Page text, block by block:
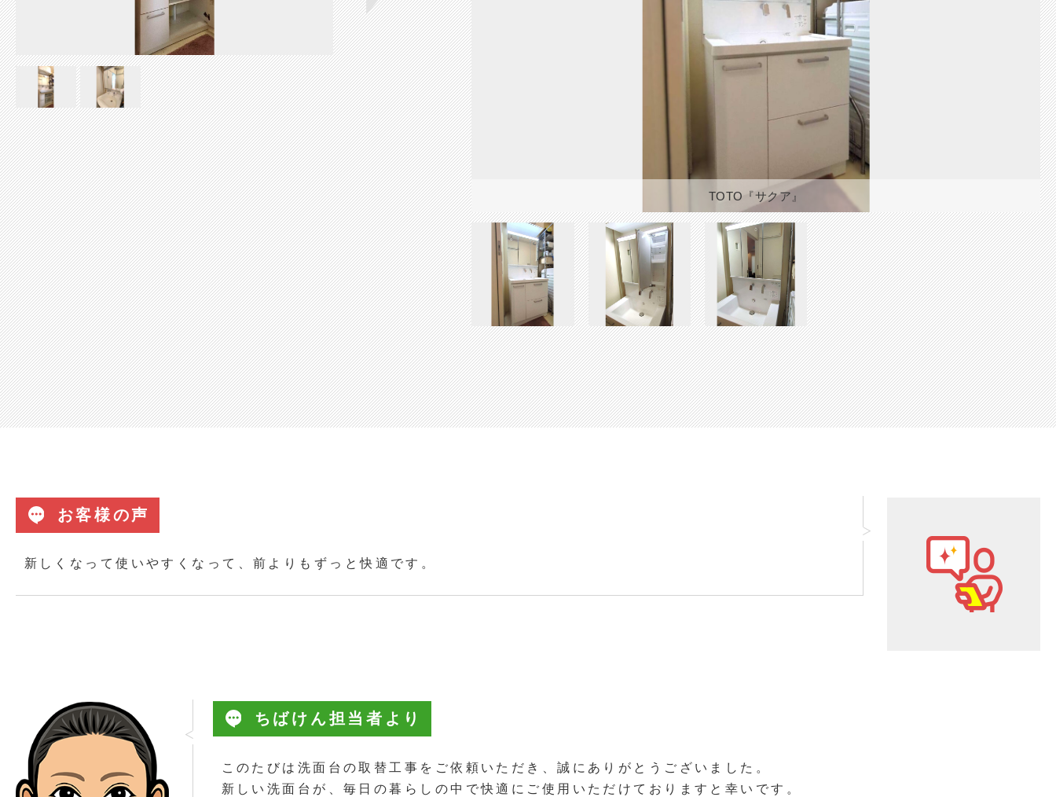
TOTO『サクア』
お客様の声
新しくなって使いやすくなって、前よりもずっと快適です。
ちばけん担当者より
このたびは洗面台の取替工事をご依頼いただき、誠にありがとうございました。
新しい洗面台が、毎日の暮らしの中で快適にご使用いただけておりますと幸いです。